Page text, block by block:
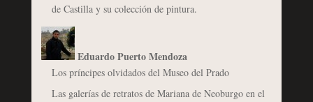
de Castilla y su colección de pintura.
Eduardo Puerto Mendoza
Los príncipes olvidados del Museo del Prado
Las galerías de retratos de Mariana de Neoburgo en el